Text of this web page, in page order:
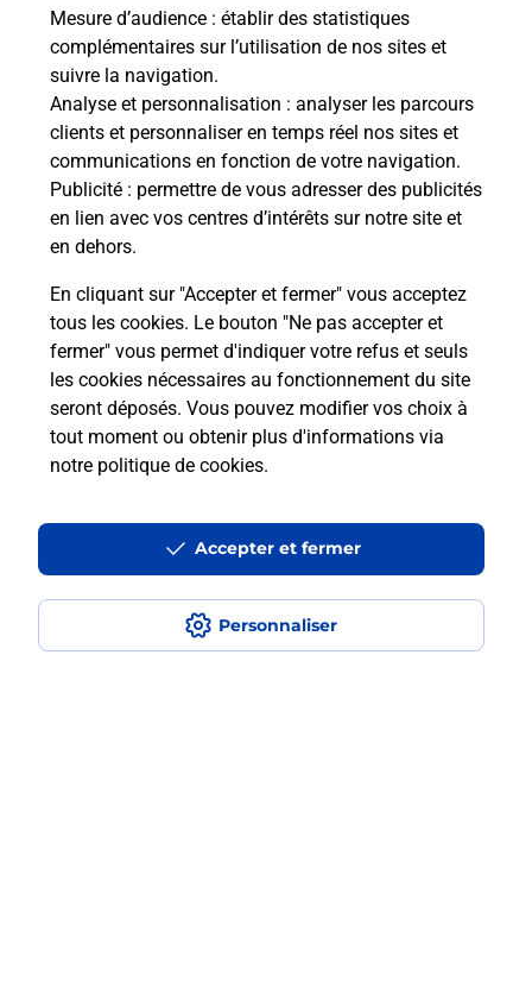
Mesure d’audience : établir des statistiques
complémentaires sur l’utilisation de nos sites et
suivre la navigation.
Analyse et personnalisation : analyser les parcours
clients et personnaliser en temps réel nos sites et
communications en fonction de votre navigation.
Publicité : permettre de vous adresser des publicités
en lien avec vos centres d’intérêts sur notre site et
en dehors.
En cliquant sur "Accepter et fermer" vous acceptez
tous les cookies. Le bouton "Ne pas accepter et
fermer" vous permet d'indiquer votre refus et seuls
les cookies nécessaires au fonctionnement du site
seront déposés. Vous pouvez modifier vos choix à
tout moment ou obtenir plus d'informations via
notre politique de cookies.
Personnaliser
Accepter et fermer
Envoyer un colis
Vous souhaitez envoyer un colis depuis :
VILLEURBANNE LES CHARPENNES (69100) ?
Découvrez toutes les solutions proposées par La
En savoir plus
Questions fréquemment posées
Quel est le prix d’une impression ?
de moi ?
Comment faire des impressions ?